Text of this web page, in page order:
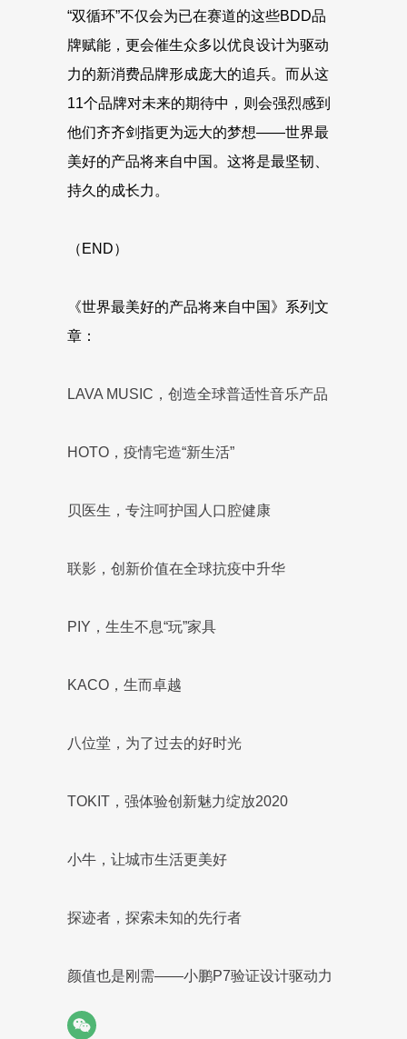
“双循环”不仅会为已在赛道的这些BDD品
牌赋能，更会催生众多以优良设计为驱动
力的新消费品牌形成庞大的追兵。而从这
11个品牌对未来的期待中，则会强烈感到
他们齐齐剑指更为远大的梦想——世界最
美好的产品将来自中国。这将是最坚韧、
持久的成长力。
（END）
《世界最美好的产品将来自中国》系列文
章：
LAVA MUSIC，创造全球普适性音乐产品
HOTO，疫情宅造“新生活”
贝医生，专注呵护国人口腔健康
联影，创新价值在全球抗疫中升华
PIY，生生不息“玩”家具
KACO，生而卓越
八位堂，为了过去的好时光
TOKIT，强体验创新魅力绽放2020
小牛，让城市生活更美好
探迹者，探索未知的先行者
颜值也是刚需——小鹏P7验证设计驱动力